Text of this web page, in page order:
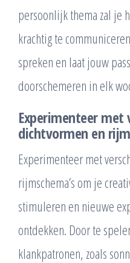
persoonlijk thema zal je
krachtig te
spreken en laat jouw
doorschemeren in elk
Experimenteer met
dichtvormen en
Experimenteer met
rijmschema’s om je
stimuleren en nieuwe
ontdekken. Door te
klankpatronen, zoals